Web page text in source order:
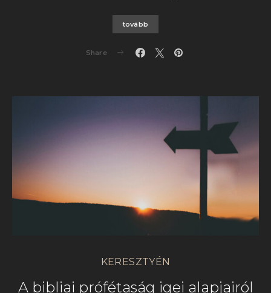
tovább
Share
KERESZTYÉN
A bibliai prófétaság igei alapjairól